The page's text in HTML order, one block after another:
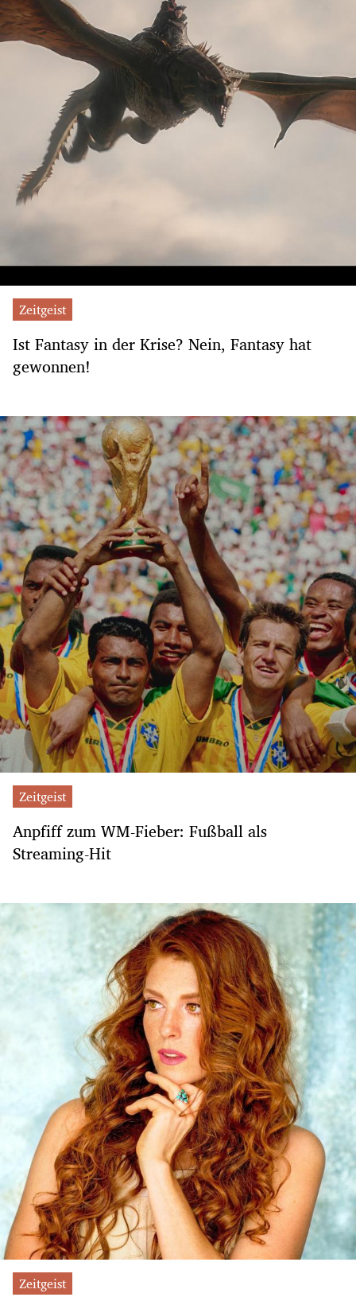
Zeitgeist
Ist Fantasy in der Krise? Nein, Fantasy hat
gewonnen!
Zeitgeist
Anpfiff zum WM-Fieber: Fußball als
Streaming-Hit
Zeitgeist